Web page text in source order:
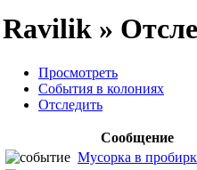
Ravilik »
Просмотреть
События в колониях
Отследить
Сообщение
Мусорка в